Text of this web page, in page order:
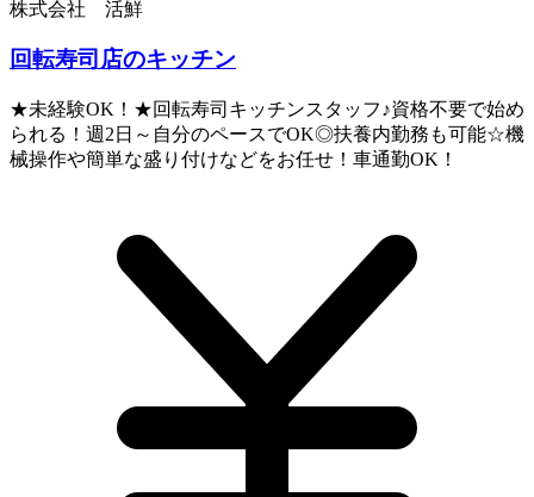
株式会社 活鮮
回転寿司店のキッチン
★未経験OK！★回転寿司キッチンスタッフ♪資格不要で始め
られる！週2日～自分のペースでOK◎扶養内勤務も可能☆機
械操作や簡単な盛り付けなどをお任せ！車通勤OK！